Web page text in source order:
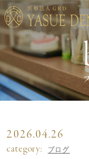
2026.04.26
category: ブログ